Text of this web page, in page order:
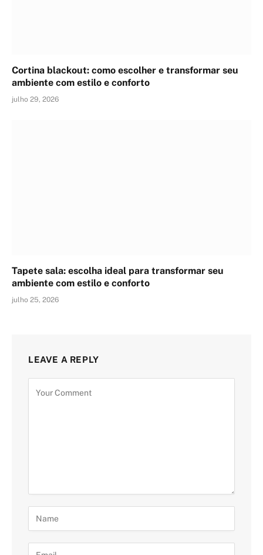
Cortina blackout: como escolher e transformar seu
ambiente com estilo e conforto
julho 29, 2026
Tapete sala: escolha ideal para transformar seu
ambiente com estilo e conforto
julho 25, 2026
LEAVE A REPLY